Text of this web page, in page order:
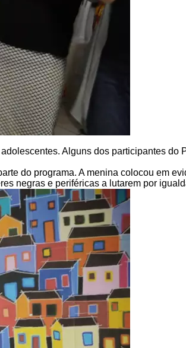
Alguns dos participantes do
do programa. A menina colocou em
negras e periféricas a lutarem por